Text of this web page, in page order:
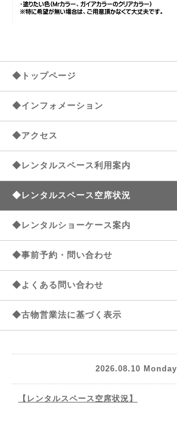
◆トップページ
◆インフォメーション
◆アクセス
◆レンタルスペース利用案内
◆レンタルスペース空席状況
◆レンタルショーケース案内
◆事前予約・問い合わせ
◆よくある問い合わせ
◆古物営業法に基づく表示
2026.08.10 Monday
【レンタルスペース空席状況】